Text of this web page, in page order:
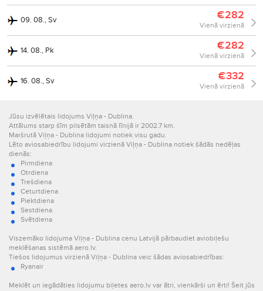
09. 08., Sv €282
Vienā virzienā
14. 08., Pk €282
Vienā virzienā
16. 08., Sv €332
Vienā virzienā
Jūsu izvēlētais lidojums Viļņa - Dublina.
Attālums starp šīm pilsētām taisnā līnijā ir 2002.7 km.
Maršrutā Viļņa - Dublina lidojumi notiek visu gadu.
Lēto aviosabiedrību lidojumi virzienā Viļņa - Dublina notiek šādās nedēļas
dienās:
Pirmdiena
Otrdiena
Trešdiena
Ceturtdiena
Piektdiena
Sestdiena
Svētdiena
Viszemāko lidojuma Viļņa - Dublina cenu Latvijā pārbaudiet aviobiļešu
meklēšanas sistēmā aero.lv.
Tiešos lidojumus virzienā Viļņa - Dublina veic šādas aviosabiedrības:
Ryanair
Meklēt un iegādāties lidojumu biļetes aero.lv var ātri, vienkārši un ērti! Šeit jūs